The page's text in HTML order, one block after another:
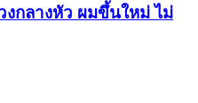
งกลางหัว ผมขึ้นใหม่ ไม่